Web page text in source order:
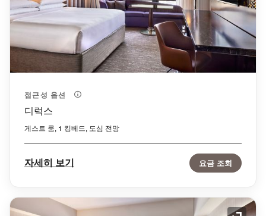
접근성 옵션
디럭스
게스트 룸, 1 킹베드, 도심 전망
자세히 보기 요금 조회